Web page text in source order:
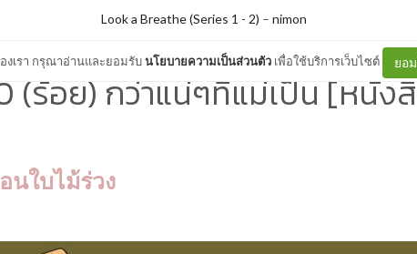
งเรา กรุณาอ่านและยอมรับนโยบายความเป็นส่วนตัว เพื่อใช้บริการเว็บไซต์ ยอ
Look a Breathe (Series 1 - 2) – nimon
(ร้อย) กว่าแน่ๆที่แม่เป็น [หนัง
นใบไม้ร่วง